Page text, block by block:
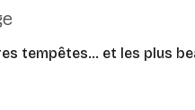
tempêtes… et les plus